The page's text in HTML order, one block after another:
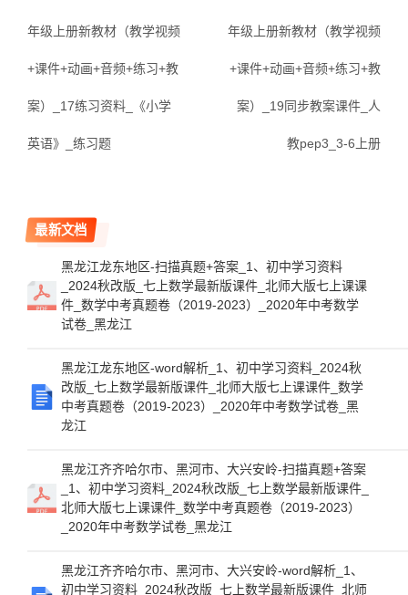
年级上册新教材（教学视频
+课件+动画+音频+练习+教
案）_17练习资料_《小学
英语》_练习题
年级上册新教材（教学视频
+课件+动画+音频+练习+教
案）_19同步教案课件_人
教pep3_3-6上册
最新文档
黑龙江龙东地区-扫描真题+答案_1、初中学习资料
_2024秋改版_七上数学最新版课件_北师大版七上课课
件_数学中考真题卷（2019-2023）_2020年中考数学
试卷_黑龙江
黑龙江龙东地区-word解析_1、初中学习资料_2024秋
改版_七上数学最新版课件_北师大版七上课课件_数学
中考真题卷（2019-2023）_2020年中考数学试卷_黑
龙江
黑龙江齐齐哈尔市、黑河市、大兴安岭-扫描真题+答案
_1、初中学习资料_2024秋改版_七上数学最新版课件_
北师大版七上课课件_数学中考真题卷（2019-2023）
_2020年中考数学试卷_黑龙江
黑龙江齐齐哈尔市、黑河市、大兴安岭-word解析_1、
初中学习资料_2024秋改版_七上数学最新版课件_北师